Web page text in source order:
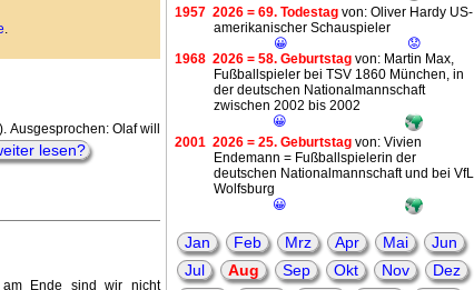
Ausgesprochen: Olaf will
lesen?
Ende sind wir nicht
1957 2026 = 69. Todestagvon: Oliver Hardy US-
amerikanischer Schauspieler
😀
😟
1968 2026 = 58. Geburtstagvon: Martin Max,
Fußballspieler bei TSV 1860 München, in
der deutschen Nationalmannschaft
zwischen 2002 bis 2002
😀
2001 2026 = 25. Geburtstagvon: Vivien
Endemann = Fußballspielerin der
deutschen Nationalmannschaft und bei VfL
Wolfsburg
😀
Jan Feb Mrz Apr Mai
Jun
Jul
Aug Sep Okt Nov
Dez